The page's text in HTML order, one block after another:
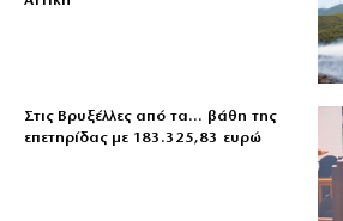
Στις Βρυξέλλες από τα… βάθη της
επετηρίδας με 183.325,83 ευρώ